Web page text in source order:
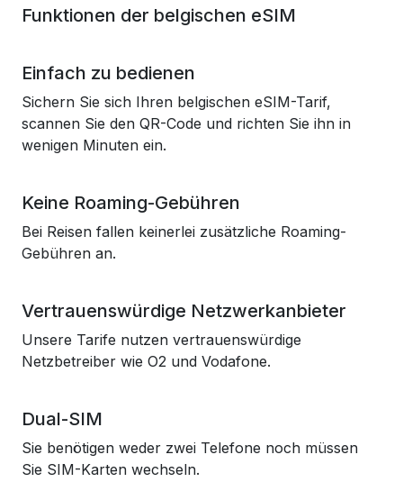
Funktionen der belgischen eSIM
Einfach zu bedienen
Sichern Sie sich Ihren belgischen eSIM-Tarif,
scannen Sie den QR-Code und richten Sie ihn in
wenigen Minuten ein.
Keine Roaming-Gebühren
Bei Reisen fallen keinerlei zusätzliche Roaming-
Gebühren an.
Vertrauenswürdige Netzwerkanbieter
Unsere Tarife nutzen vertrauenswürdige
Netzbetreiber wie O2 und Vodafone.
Dual-SIM
Sie benötigen weder zwei Telefone noch müssen
Sie SIM-Karten wechseln.